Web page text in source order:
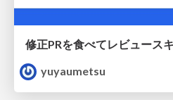
yuyaumetsu